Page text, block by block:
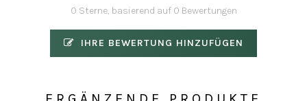
0 Sterne, basierend auf 0 Bewertungen
IHRE BEWERTUNG HINZUFÜGEN